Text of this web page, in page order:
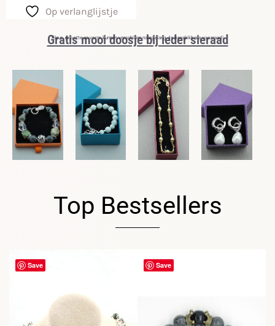
Op verlanglijstje
Gratis mooi doosje bij ieder sieraad
Kleur, grootte en vorm kunnen verschillen naargelang de beschikbare voorraad!
Top Bestsellers
Save Save